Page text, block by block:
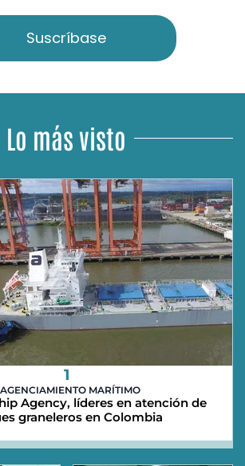
Suscríbase
Lo más visto
1
AGENCIAMIENTO MARÍTIMO
Agency, líderes en atención de
graneleros en Colombia